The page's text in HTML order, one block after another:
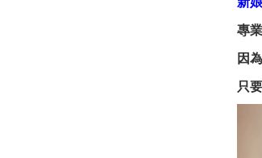
專
因
只